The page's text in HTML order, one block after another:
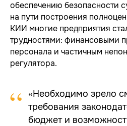
обеспечению безопасности
на пути построения
КИИ многие предприятия
трудностями: финансовыми
персонала и частичным
регулятора.
“
«Необходимо зрело
требования
бюджет и